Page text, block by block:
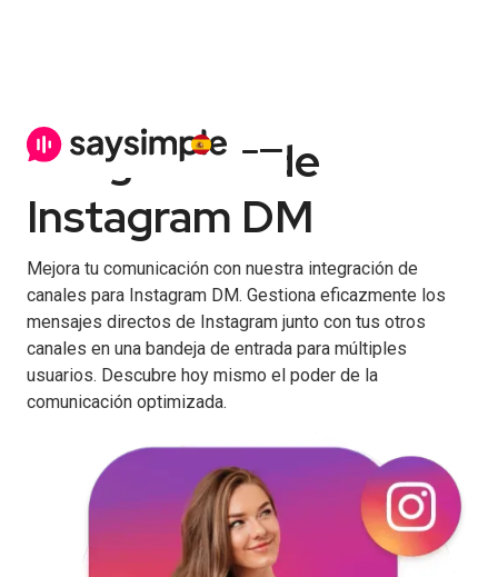
Integración de
Instagram DM
Mejora tu comunicación con nuestra integración de
canales para Instagram DM. Gestiona eficazmente los
mensajes directos de Instagram junto con tus otros
canales en una bandeja de entrada para múltiples
usuarios. Descubre hoy mismo el poder de la
comunicación optimizada.